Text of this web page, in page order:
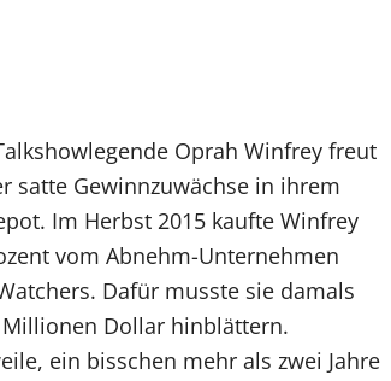
Oprah Winfrey freut
satte Gewinnzuwächse in ihrem
Im Herbst 2015 kaufte Winfrey
vom Abnehm-Unternehmen
Dafür musste sie damals
Dollar hinblättern.
ein bisschen mehr als zwei Jahre